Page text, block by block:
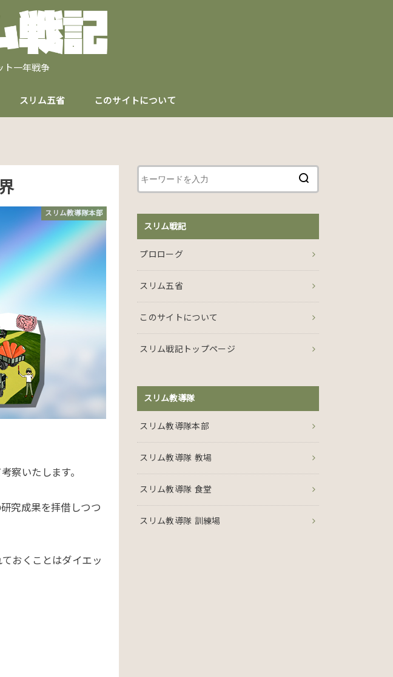
ト一年戦争
スリム五省 このサイトについて
スリム教導隊本部
察いたします。
究成果を拝借しつつ
おくことはダイエッ
スリム戦記
プロローグ
スリム五省
このサイトについて
スリム戦記トップページ
スリム教導隊
スリム教導隊本部
スリム教導隊 教場
スリム教導隊 食堂
スリム教導隊 訓練場